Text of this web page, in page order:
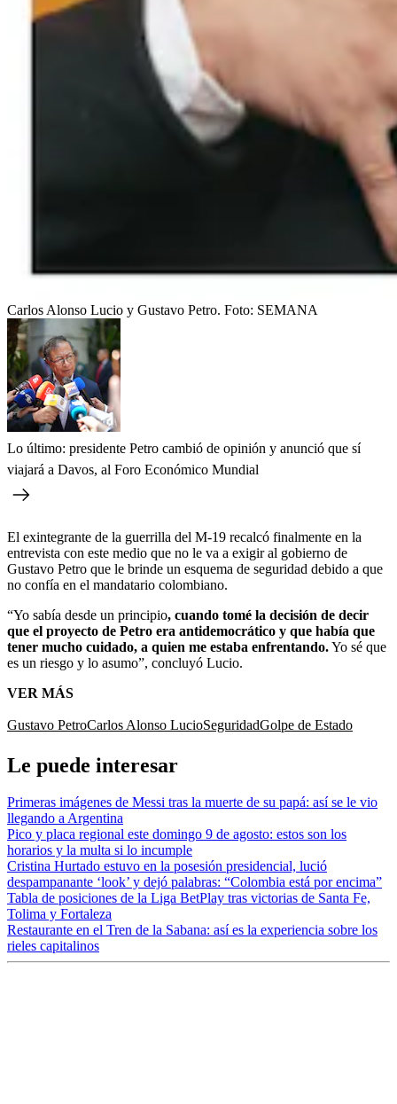
Carlos Alonso Lucio y Gustavo Petro. Foto: SEMANA
Lo último: presidente Petro cambió de opinión y anunció que sí
viajará a Davos, al Foro Económico Mundial
El exintegrante de la guerrilla del M-19 recalcó finalmente en la
entrevista con este medio que no le va a exigir al gobierno de
Gustavo Petro que le brinde un esquema de seguridad debido a que
no confía en el mandatario colombiano.
“Yo sabía desde un principio, cuando tomé la decisión de decir
que el proyecto de Petro era antidemocrático y que había que
tener mucho cuidado, a quien me estaba enfrentando.Yo sé que
es un riesgo y lo asumo”, concluyó Lucio.
VER MÁS
Gustavo PetroCarlos Alonso LucioSeguridadGolpe de Estado
Le puede interesar
Primeras imágenes de Messi tras la muerte de su papá: así se le vio
llegando a Argentina
Pico y placa regional este domingo 9 de agosto: estos son los
horarios y la multa si lo incumple
Cristina Hurtado estuvo en la posesión presidencial, lució
despampanante ‘look’ y dejó palabras: “Colombia está por encima”
Tabla de posiciones de la Liga BetPlay tras victorias de Santa Fe,
Tolima y Fortaleza
Restaurante en el Tren de la Sabana: así es la experiencia sobre los
rieles capitalinos